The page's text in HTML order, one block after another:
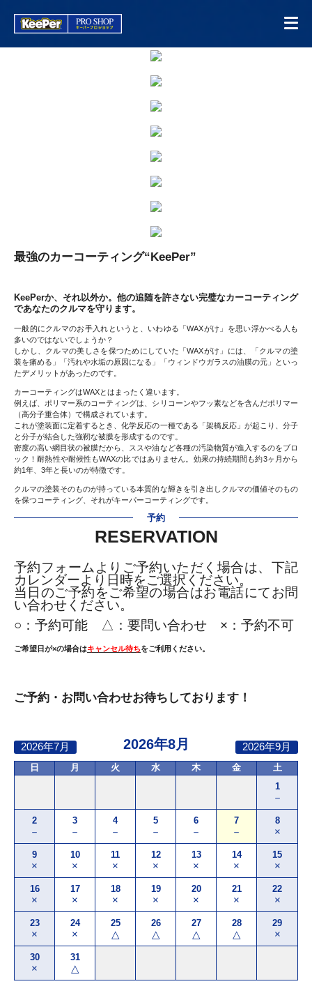
最強のカーコーティング“KeePer”
KeePerか、それ以外か。他の追随を許さない完璧なカーコーティング
であなたのクルマを守ります。
一般的にクルマのお手入れというと、いわゆる「WAXがけ」を思い浮かべる人も
多いのではないでしょうか？
しかし、クルマの美しさを保つためにしていた「WAXがけ」には、「クルマの塗
装を痛める」「汚れや水垢の原因になる」「ウィンドウガラスの油膜の元」といっ
たデメリットがあったのです。
カーコーティングはWAXとはまったく違います。
例えば、ポリマー系のコーティングは、シリコーンやフッ素などを含んだポリマー
（高分子重合体）で構成されています。
これが塗装面に定着するとき、化学反応の一種である「架橋反応」が起こり、分子
と分子が結合した強靭な被膜を形成するのです。
密度の高い網目状の被膜だから、ススや油など各種の汚染物質が進入するのをブロ
ック！耐熱性や耐候性もWAXの比ではありません。効果の持続期間も約3ヶ月から
約1年、3年と長いのが特徴です。
クルマの塗装そのものが持っている本質的な輝きを引き出しクルマの価値そのもの
を保つコーティング、それがキーパーコーティングです。
予約
RESERVATION
予約フォームよりご予約いただく場合は、下記
カレンダーより日時をご選択ください。
当日のご予約をご希望の場合はお電話にてお問
い合わせください。
○： 予約可能 △：要問い合わせ ×：予約不可
ご希望日が×の場合はキャンセル待ちをご利用ください。
ご予約・お問い合わせお待ちしております！
2026年8月
日 月 火 水 木 金
土
1
－
2
－
3
－
4
－
5
－
6
－
7
－
8
×
9
×
10
×
11
×
12
×
13
×
14
×
15
×
16
×
17
×
18
×
19
×
20
×
21
×
22
×
23
×
24
×
25
△
26
△
27
△
28
△
29
×
30
×
31
△
2026年7月 2026年9月